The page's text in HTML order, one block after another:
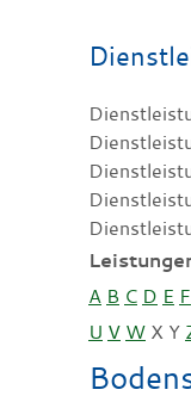
A B C D E F
U V W X Y